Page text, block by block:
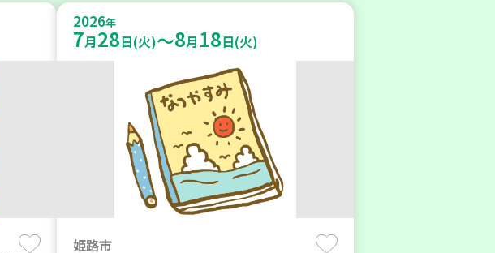
2026年
7月28日(火)～8月 18日(火)
姫路市